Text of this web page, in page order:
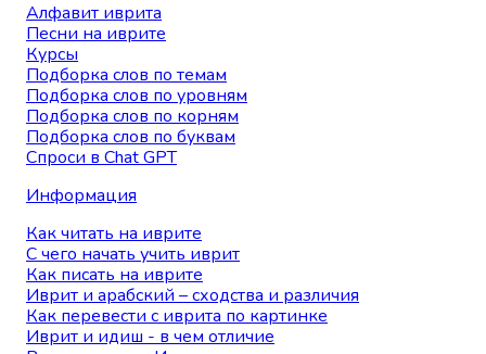
Алфавит иврита
Песни на иврите
Курсы
Подборка слов по темам
Подборка слов по уровням
Подборка слов по корням
Подборка слов по буквам
Спроси в Chat GPT
Информация
Как читать на иврите
С чего начать учить иврит
Как писать на иврите
Иврит и арабский – сходства и различия
Как перевести с иврита по картинке
Иврит и идиш - в чем отличие